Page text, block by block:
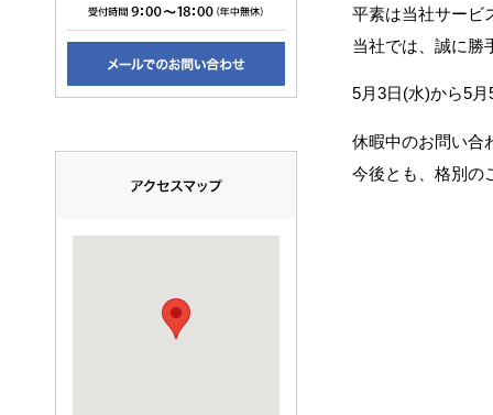
平素は当社サービ
当社では、誠に勝
5月3日(水)から5月
休暇中のお問い合
今後とも、格別の